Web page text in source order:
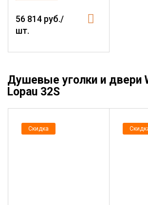
56 814 руб./
шт.
Душевые уголки и двери
Lopau 32S
Скидка